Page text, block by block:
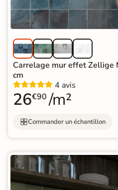
Carrelage mur effet Zellige
cm
4 avis
26€90 /m²
Commander un échantillon